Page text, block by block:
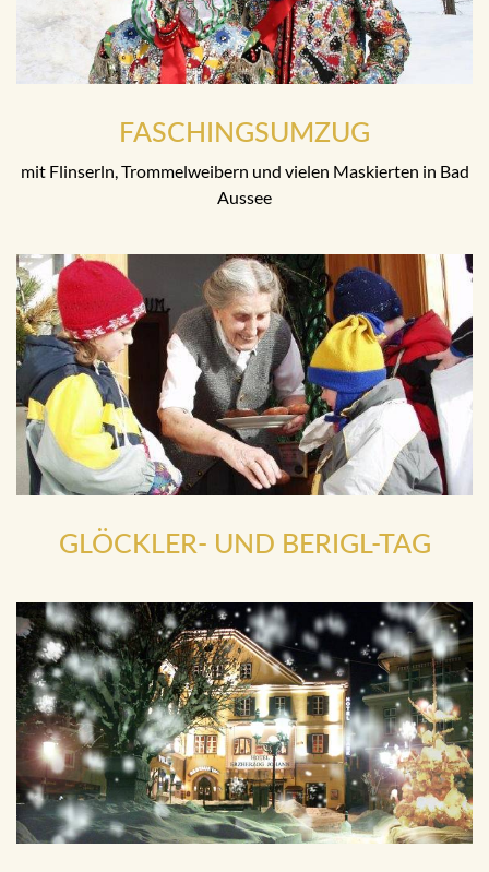
FASCHINGSUMZUG
mit Flinserln, Trommelweibern und vielen Maskierten in Bad
Aussee
GLÖCKLER- UND BERIGL-TAG